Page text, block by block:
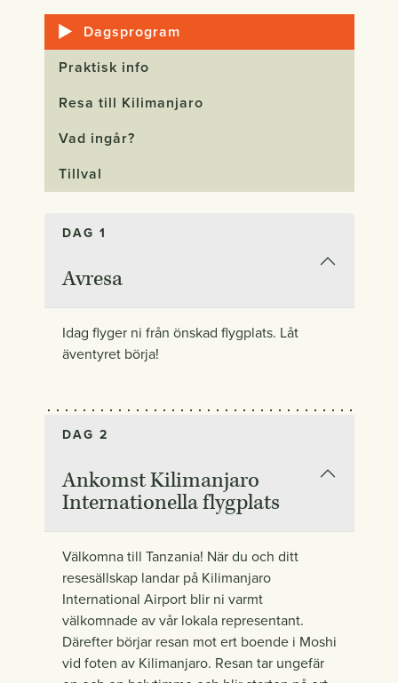
Dagsprogram
Praktisk info
Resa till Kilimanjaro
Vad ingår?
Tillval
DAG 1
Avresa
Idag flyger ni från önskad flygplats. Låt
äventyret börja!
DAG 2
Ankomst Kilimanjaro
Internationella flygplats
Välkomna till Tanzania! När du och ditt
resesällskap landar på Kilimanjaro
International Airport blir ni varmt
välkomnade av vår lokala representant.
Därefter börjar resan mot ert boende i Moshi
vid foten av Kilimanjaro. Resan tar ungefär